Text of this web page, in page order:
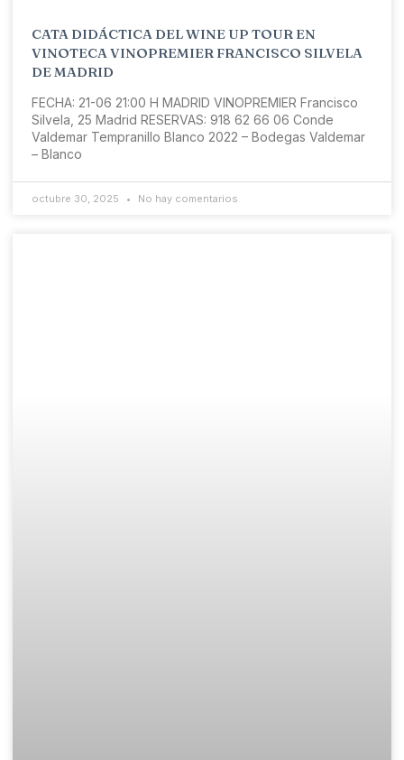
CATA DIDÁCTICA DEL WINE UP TOUR EN
VINOTECA VINOPREMIER FRANCISCO SILVELA
DE MADRID
FECHA: 21-06 21:00 H MADRID VINOPREMIER Francisco
Silvela, 25 Madrid RESERVAS: 918 62 66 06 Conde
Valdemar Tempranillo Blanco 2022 – Bodegas Valdemar
– Blanco
octubre 30, 2025 No hay comentarios